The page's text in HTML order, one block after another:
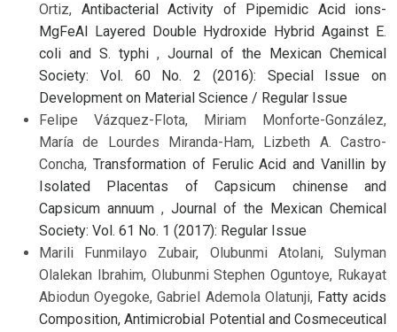
Ortiz, Antibacterial Activity of Pipemidic Acid ions-
MgFeAl Layered Double Hydroxide Hybrid Against E.
coli and S. typhi , Journal of the Mexican Chemical
Society: Vol. 60 No. 2 (2016): Special Issue on
Development on Material Science / Regular Issue
Felipe Vázquez-Flota, Miriam Monforte-González,
María de Lourdes Miranda-Ham, Lizbeth A. Castro-
Concha, Transformation of Ferulic Acid and Vanillin by
Isolated Placentas of Capsicum chinense and
Capsicum annuum , Journal of the Mexican Chemical
Society: Vol. 61 No. 1 (2017): Regular Issue
Marili Funmilayo Zubair, Olubunmi Atolani, Sulyman
Olalekan Ibrahim, Olubunmi Stephen Oguntoye, Rukayat
Abiodun Oyegoke, Gabriel Ademola Olatunji, Fatty acids
Composition, Antimicrobial Potential and Cosmeceutical